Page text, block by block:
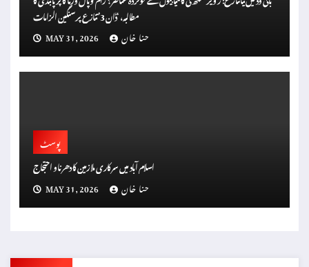
مطالبہ، ‘ڈان 3’ تنازع پر سنگین الزامات
MAY 31, 2026
حنا خان
پوسٹ
اسلام آباد میں سرکاری ملازمین کا دھرنا و احتجاج
MAY 31, 2026
حنا خان